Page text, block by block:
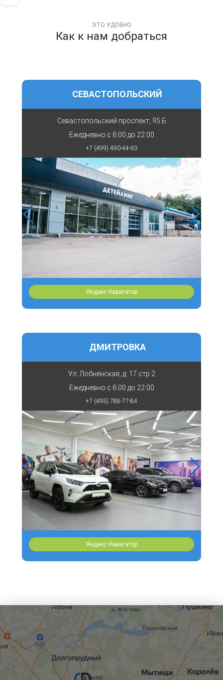
ЭТО УДОБНО
Как к нам добраться
СЕВАСТОПОЛЬСКИЙ
Севастопольский проспект, 95 Б
Ежедневно с 8:00 до 22:00
+7 (499) 490-44-63
Яндекс Навигатор
ДМИТРОВКА
Ул. Лобненская, д. 17 стр 2
Ежедневно с 8:00 до 22:00
+7 (495) 788-77-84
Яндекс Навигатор